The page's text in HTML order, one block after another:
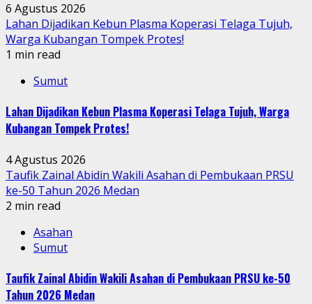
6 Agustus 2026
Lahan Dijadikan Kebun Plasma Koperasi Telaga Tujuh,
Warga Kubangan Tompek Protes!
1 min read
Sumut
Lahan Dijadikan Kebun Plasma Koperasi Telaga Tujuh, Warga
Kubangan Tompek Protes!
4 Agustus 2026
Taufik Zainal Abidin Wakili Asahan di Pembukaan PRSU
ke-50 Tahun 2026 Medan
2 min read
Asahan
Sumut
Taufik Zainal Abidin Wakili Asahan di Pembukaan PRSU ke-50
Tahun 2026 Medan